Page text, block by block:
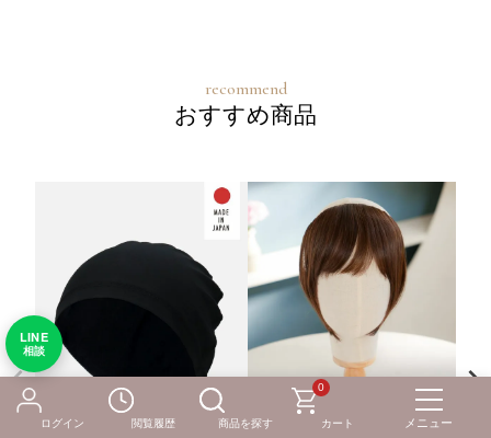
ログイン 閲覧履歴 商品を探す
0
カート
おすすめ商品
LINE
相談